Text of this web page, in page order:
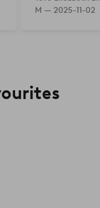
i min nya
M — 2025-11-02